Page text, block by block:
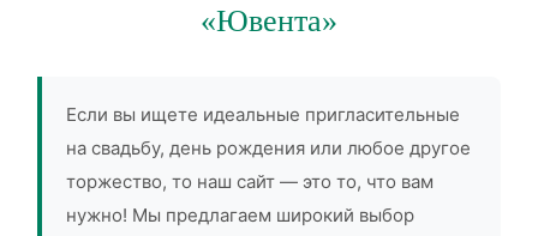
«Ювента»
Если вы ищете идеальные пригласительные
на свадьбу, день рождения или любое другое
торжество, то наш сайт — это то, что вам
нужно! Мы предлагаем широкий выбор